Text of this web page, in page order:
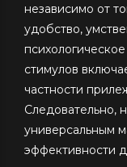
независимо от
удобство,
стимулов
частности
Следовательно,
универсальным
эффективности